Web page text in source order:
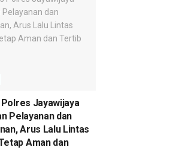
Jayawijaya
Pelayanan dan
Arus Lalu Lintas
Aman dan